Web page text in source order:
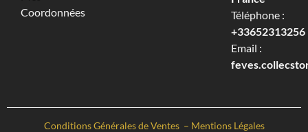
Coordonnées
Téléphone :
+33652313256‬
Email :
Conditions Générales de Ventes – Mentions Légales